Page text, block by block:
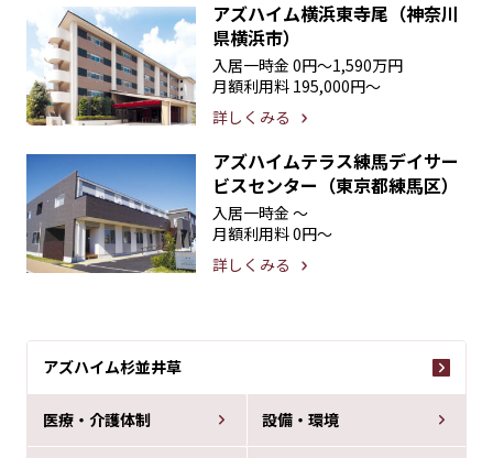
アズハイム杉並井草
医療・介護体制 設備・環境
アズハイム横浜東寺尾（神奈川
県横浜市）
入居一時金 0円〜1,590万円
月額利用料 195,000円〜
詳しくみる
アズハイムテラス練馬デイサー
ビスセンター（東京都練馬区）
入居一時金 〜
月額利用料0円〜
詳しくみる